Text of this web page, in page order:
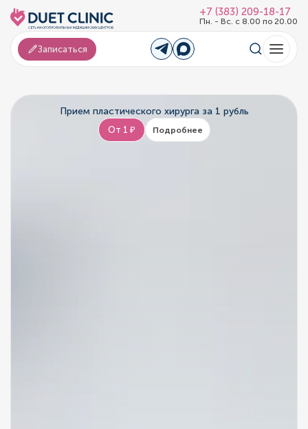
+7 (383) 209-18-17
Пн. - Вс. с 8.00 по 20.00
Записаться
Прием пластического хирурга за 1 рубль
От 1 ₽ Подробнее